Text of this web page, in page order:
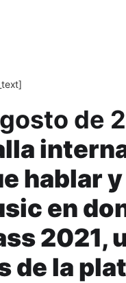
de
hablar
en
2021,
de la